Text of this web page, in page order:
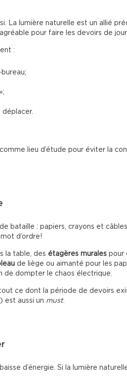
La lumière naturelle est un allié
pour faire les devoirs de jour.
:
déplacer.
lieu d’étude pour éviter la
bataille : papiers, crayons et câbles
d’ordre!
la table, des étagères murales pour
de liège ou aimanté pour les
de dompter le chaos électrique.
ce dont la période de devoirs
est aussi un must.
d’énergie. Si la lumière